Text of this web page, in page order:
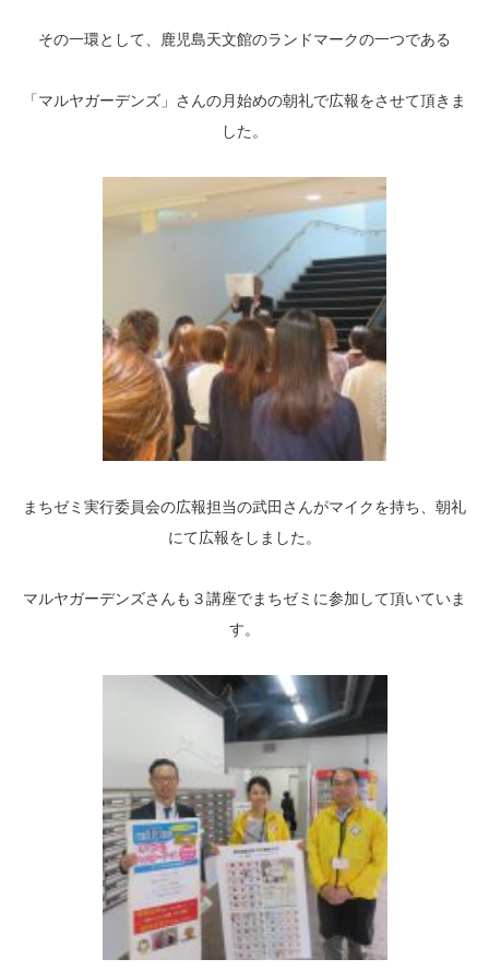
その一環として、鹿児島天文館のランドマークの一つである
「マルヤガーデンズ」さんの月始めの朝礼で広報をさせて頂きま
した。
まちゼミ実行委員会の広報担当の武田さんがマイクを持ち、朝礼
にて広報をしました。
マルヤガーデンズさんも３講座でまちゼミに参加して頂いていま
す。